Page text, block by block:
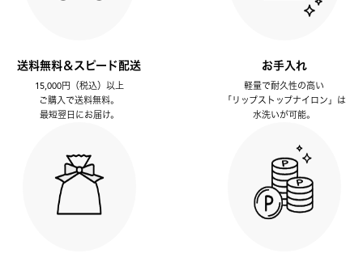
送料無料＆スピード配送
15,000円（税込）以上
ご購入で送料無料。
最短翌日にお届け。
お手入れ
軽量で耐久性の高い
「リップストップナイロン」は
水洗いが可能。